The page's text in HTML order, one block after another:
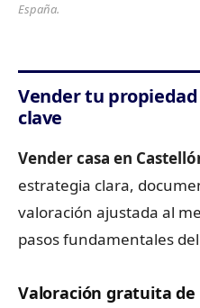
España.
Vender tu
clave
Vender casa en
estrategia clara,
valoración ajustada al
pasos fundamentales
Valoración gratuita